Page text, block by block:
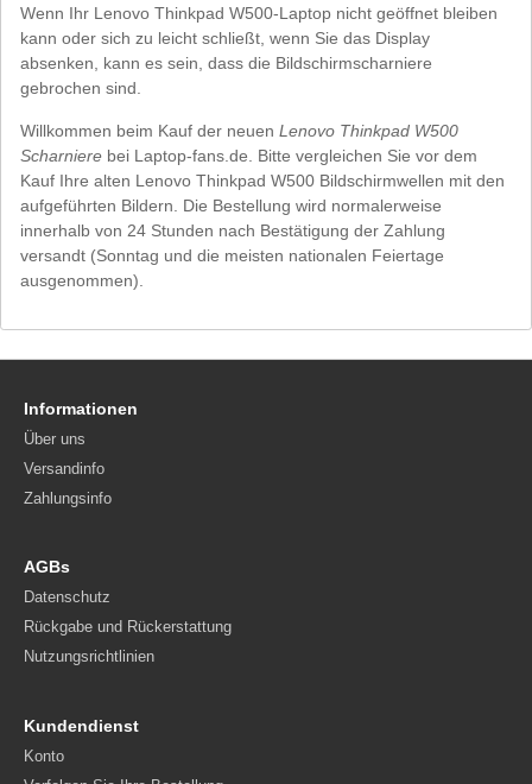
Wenn Ihr Lenovo Thinkpad W500-Laptop nicht geöffnet bleiben
kann oder sich zu leicht schließt, wenn Sie das Display
absenken, kann es sein, dass die Bildschirmscharniere
gebrochen sind.
Willkommen beim Kauf der neuen Lenovo Thinkpad W500
Scharniere bei Laptop-fans.de. Bitte vergleichen Sie vor dem
Kauf Ihre alten Lenovo Thinkpad W500 Bildschirmwellen mit den
aufgeführten Bildern. Die Bestellung wird normalerweise
innerhalb von 24 Stunden nach Bestätigung der Zahlung
versandt (Sonntag und die meisten nationalen Feiertage
ausgenommen).
Informationen
Über uns
Versandinfo
Zahlungsinfo
AGBs
Datenschutz
Rückgabe und Rückerstattung
Nutzungsrichtlinien
Kundendienst
Konto